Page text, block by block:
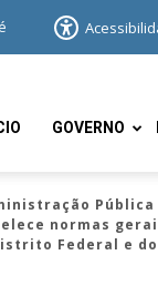
GOVERNO
normas
Federal e